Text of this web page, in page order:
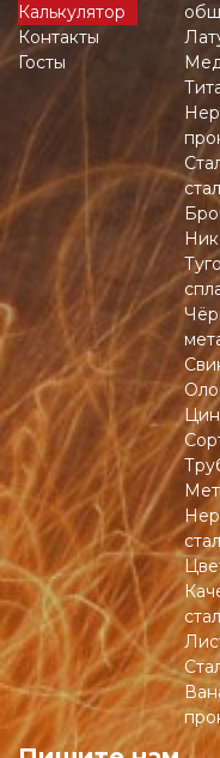
Калькулятор
Контакты
Госты